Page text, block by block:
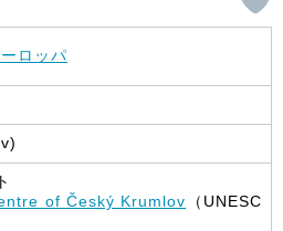
ロッパ
of Český Krumlov （UNESC